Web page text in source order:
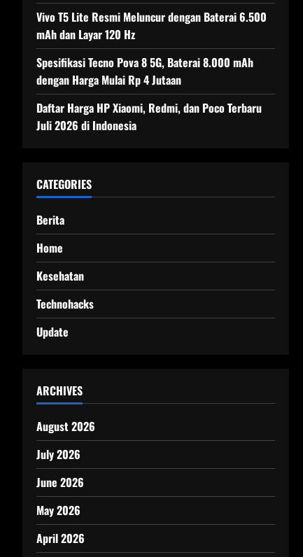
Vivo T5 Lite Resmi Meluncur dengan Baterai 6.500
mAh dan Layar 120 Hz
Spesifikasi Tecno Pova 8 5G, Baterai 8.000 mAh
dengan Harga Mulai Rp 4 Jutaan
Daftar Harga HP Xiaomi, Redmi, dan Poco Terbaru
Juli 2026 di Indonesia
CATEGORIES
Berita
Home
Kesehatan
Technohacks
Update
ARCHIVES
August 2026
July 2026
June 2026
May 2026
April 2026